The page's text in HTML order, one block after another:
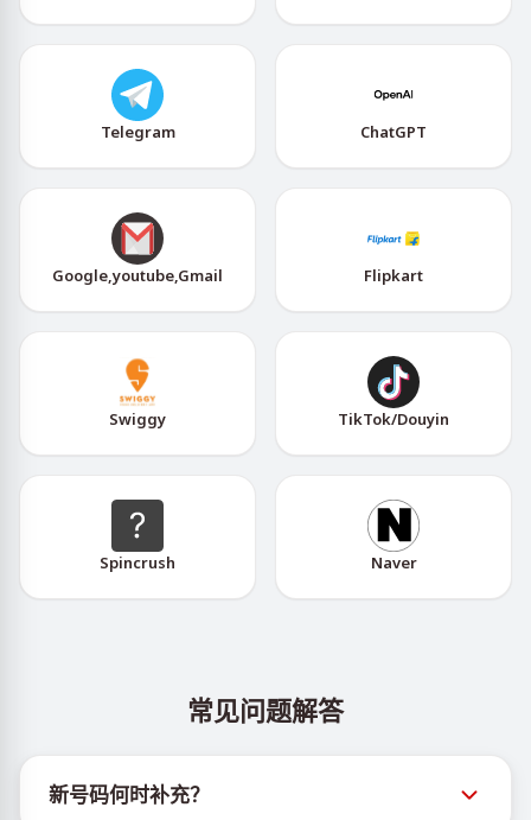
Telegram ChatGPT
Google,youtube,Gmail Flipkart
Swiggy TikTok/Douyin
Spincrush Naver
常见问题解答
新号码何时补充？